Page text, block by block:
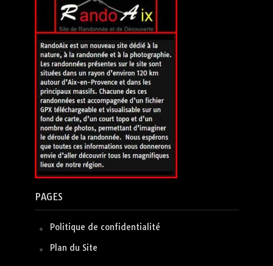
PAGES
Politique de confidentialité
Plan du Site